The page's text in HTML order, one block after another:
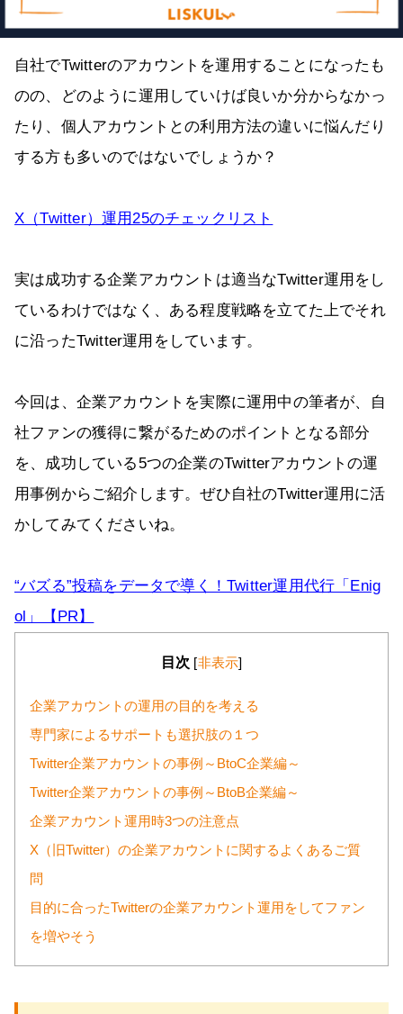
自社でTwitterのアカウントを運用することになったも
のの、どのように運用していけば良いか分からなかっ
たり、個人アカウントとの利用方法の違いに悩んだり
する方も多いのではないでしょうか？
X（Twitter）運用25のチェックリスト
実は成功する企業アカウントは適当なTwitter運用をし
ているわけではなく、ある程度戦略を立てた上でそれ
に沿ったTwitter運用をしています。
今回は、企業アカウントを実際に運用中の筆者が、自
社ファンの獲得に繋がるためのポイントとなる部分
を、成功している5つの企業のTwitterアカウントの運
用事例からご紹介します。ぜひ自社のTwitter運用に活
かしてみてくださいね。
“バズる”投稿をデータで導く！Twitter運用代行「Enig
ol」【PR】
目次 [非表示]
企業アカウントの運用の目的を考える
専門家によるサポートも選択肢の１つ
Twitter企業アカウントの事例～BtoC企業編～
Twitter企業アカウントの事例～BtoB企業編～
企業アカウント運用時3つの注意点
X（旧Twitter）の企業アカウントに関するよくあるご質
問
目的に合ったTwitterの企業アカウント運用をしてファン
を増やそう